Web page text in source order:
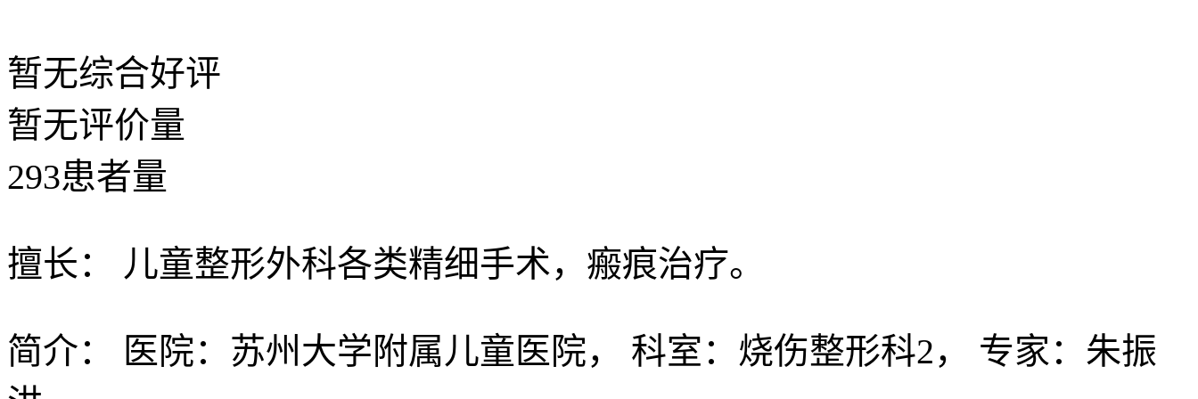
暂无综合好评
暂无评价量
293患者量
擅长： 儿童整形外科各类精细手术，瘢痕治疗。
简介：
医院：苏州大学附属儿童医院， 科室：烧伤整形科2， 专家：朱振